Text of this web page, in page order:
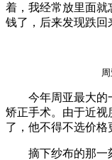
着，我经常放里面就
钱了，后来发现跌回
今年周亚最大的一
矫正手术。由于近视
了，他不得不选价格
摘下纱布的那一刻